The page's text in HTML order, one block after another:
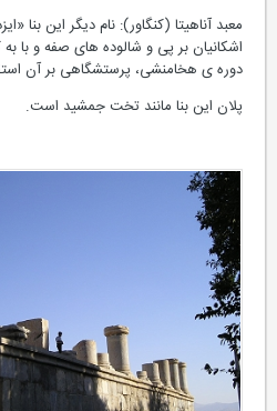
معبد آناهیتا (کنگاور): نام دیگر این بنا
اشکانیان بر پی و شالوده های صفه و با
دوره ی هخامنشی، پرستشگاهی بر آن
پلان این بنا مانند تخت جمشید است.